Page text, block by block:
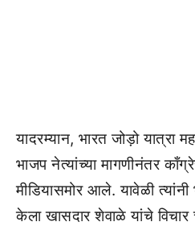
यादरम्यान, भारत जोड़ो यात्रा
भाजप नेत्यांच्या मागणीनंतर
मीडियासमोर आले. यावेळी
केला खासदार शेवाळे यांचे